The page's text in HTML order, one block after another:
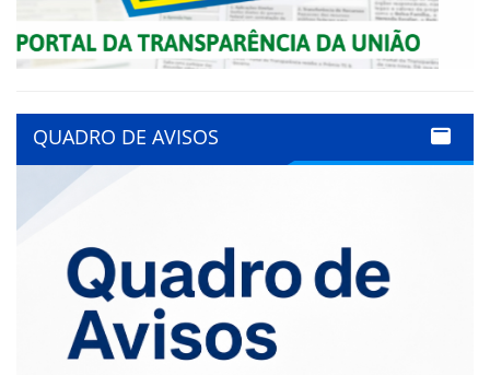
QUADRO DE AVISOS